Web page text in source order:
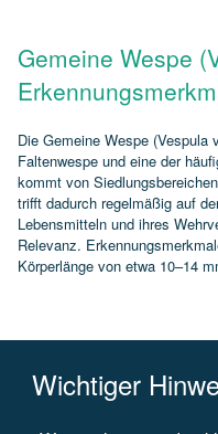
Gemeine Wespe
Die Gemeine Wespe
Faltenwespe und eine der
kommt von
trifft dadurch regelmäßig auf
Lebensmitteln und ihres
Relevanz.
Körperlänge von etwa 10–14
Wichtiger